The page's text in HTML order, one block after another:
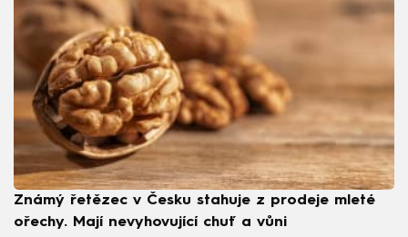
Známý řetězec v Česku stahuje z prodeje mleté
ořechy. Mají nevyhovující chuť a vůni